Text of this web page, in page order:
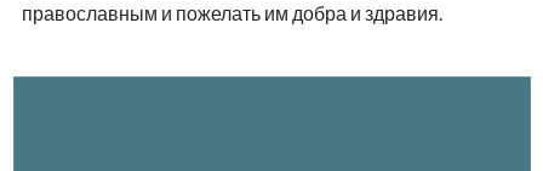
православным и пожелать им добра и здравия.